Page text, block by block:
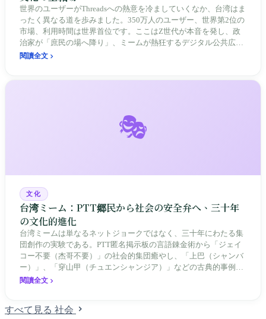
世界のユーザーがThreadsへの熱意を冷ましていくなか、台湾はま
ったく異なる道を歩みました。350万人のユーザー、世界第2位の
市場、利用時間は世界首位です。ここはZ世代が本音を発し、政
治家が「庶民の場へ降り」、ミームが熱狂するデジタル公共広場
となり、台湾のソーシャルメディア生態系を再定義しています。
閱讀全文
🎭
文化
台湾ミーム：PTT郷民から社会の安全弁へ、三十年
の文化的進化
台湾ミームは単なるネットジョークではなく、三十年にわたる集
団創作の実験である。PTT匿名掲示板の言語錬金術から「ジェイ
コー不要（杰哥不要）」の社会的集団癒やし、「上巴（シャンバ
ー）」、「穿山甲（チュエンシャンジア）」などの古典的事例ま
で、台湾ミームは独自の「社会の安全弁」メカニズムへと進化
閱讀全文
すべて見る 社会